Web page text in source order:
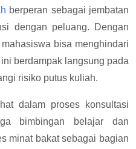
berperan sebagai jembatan
dengan peluang. Dengan
bisa menghindari
berdampak langsung pada
risiko putus kuliah.
dalam proses konsultasi
bimbingan belajar dan
minat bakat sebagai bagian